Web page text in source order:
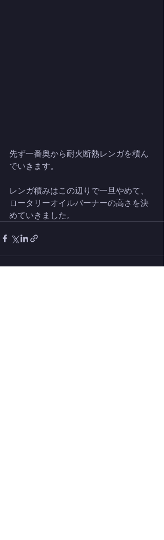
先ず一番奥から耐火断熱レンガを積ん
でいきます。
レンガ積みはこの辺りで一旦やめて、
ロータリーオイルバーナーの高さを決
めていきました。